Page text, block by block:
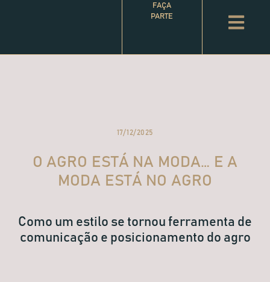
FAÇA
PARTE
17/12/2025
O AGRO ESTÁ NA MODA… E A
MODA ESTÁ NO AGRO
Como um estilo se tornou ferramenta de
comunicação e posicionamento do agro